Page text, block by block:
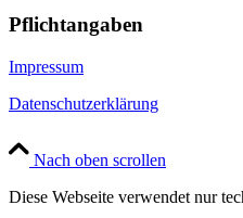
Pflichtangaben
Impressum
Datenschutzerklärung
Nach oben scrollen
Diese Webseite verwendet nur